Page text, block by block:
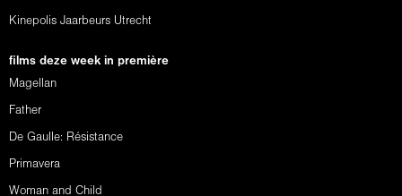
Kinepolis Jaarbeurs Utrecht
films deze week in première
Magellan
Father
De Gaulle: Résistance
Primavera
Woman and Child